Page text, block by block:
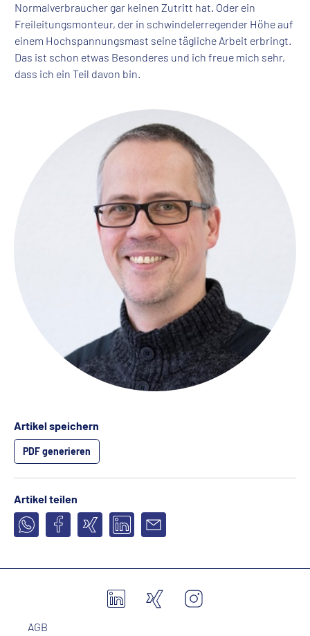
Normalverbraucher gar keinen Zutritt hat. Oder ein
Freileitungsmonteur, der in schwindelerregender Höhe auf
einem Hochspannungsmast seine tägliche Arbeit erbringt.
Das ist schon etwas Besonderes und ich freue mich sehr,
dass ich ein Teil davon bin.
Artikel speichern
PDF generieren
Artikel teilen
AGB